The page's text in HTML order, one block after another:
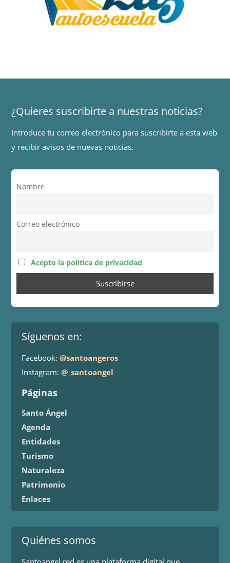
¿Quieres suscribirte a nuestras noticias?
Introduce tu correo electrónico para suscribirte a esta web
y recibir avisos de nuevas noticias.
Nombre
Correo electrónico
Acepto la política de privacidad
Síguenos en:
Facebook:@santoangeros
Instagram:@_santoangel
Páginas
Santo Ángel
Agenda
Entidades
Turismo
Naturaleza
Patrimonio
Enlaces
Quiénes somos